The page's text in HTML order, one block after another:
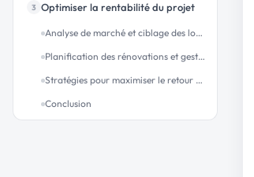
3 Optimiser la rentabilité du projet
Analyse de marché et ciblage des locataires potentiels
Planification des rénovations et gestion du budget
Stratégies pour maximiser le retour sur investissement
Conclusion